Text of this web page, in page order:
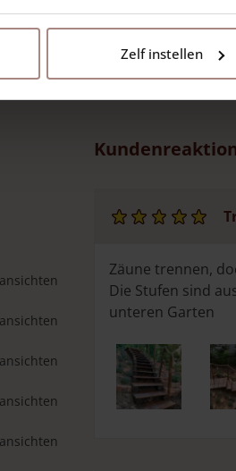
Zelf instellen
Zäune trennen,
Die Stufen sind
unteren Garten